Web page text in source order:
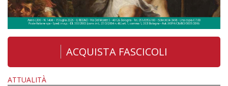
ACQUISTA FASCICOLI
ATTUALITÀ